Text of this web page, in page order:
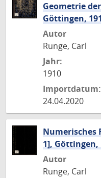
Geometrie
Göttingen,
Autor
Runge, Carl
Jahr:
1910
Importdatum:
24.04.2020
Numerisches
1], Göttingen,
Autor
Runge, Carl